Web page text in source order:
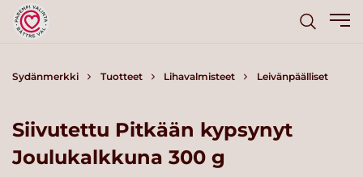
Sydänmerkki Tuotteet Lihavalmisteet Leivänpäälliset
Siivutettu Pitkään kypsynyt
Joulukalkkuna 300 g